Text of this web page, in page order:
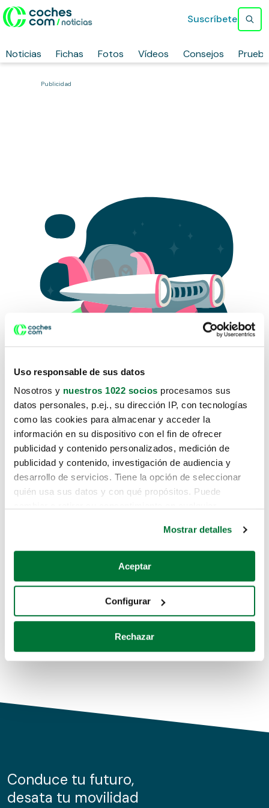
Uso responsable de sus datos
Nosotros y nuestros 1022 socios procesamos sus
datos personales, p.ej., su dirección IP, con tecnologías
como las cookies para almacenar y acceder la
información en su dispositivo con el fin de ofrecer
publicidad y contenido personalizados, medición de
publicidad y contenido, investigación de audiencia y
desarrollo de servicios. Tiene la opción de seleccionar
quién usa sus datos y con qué propósitos. Puede
Si lo permite, también quisiéramos:
Recopilar información sobre su ubicación geográfica
Identificar su dispositivo analizándolo activamente
para buscar características específicas (huellas
Obtenga más información sobre cómo se procesan sus
de cookies.
información sobre el uso que haga del sitio web con
nuestros partners de redes sociales, publicidad y análisis
Mostrar detalles
Aceptar
Configurar
Rechazar
Noticias Fichas Fotos Vídeos Consejos
Suscríbete
Publicidad
Lo sentimos, no sabemos como
te hemos traido hasta aquí.
Pero puedes encontrar el coche que estás
buscando en alguno de estos enlaces:
Coches de segunda mano
Coches de km0
Conduce tu futuro,
desata tu movilidad